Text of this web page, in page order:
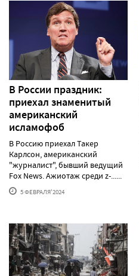
В России праздник:
приехал знаменитый
американский
исламофоб
В Россию приехал Такер
Карлсон, американский
"журналист", бывший ведущий
Fox News. Ажиотаж среди z-......
5 ФЕВРАЛЯ'2024